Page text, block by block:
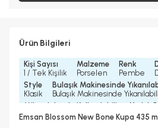
Ürün Bilgileri
Kişi Sayısı
1 / Tek Kişilik
Malzeme
Porselen
Renk
Pembe
Style
Klasik
Bulaşık Makinesinde
Bulaşık Makinesinde
Mikrodalgada Kullanılabilir
Evet
Yedek
Hayır
Emsan Blossom New Bone Kupa 435